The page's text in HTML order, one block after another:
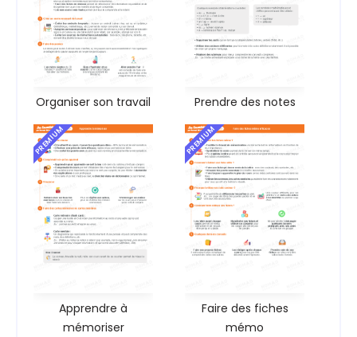
Organiser son travail Prendre des notes
PREMIUM
Apprendre à
mémoriser
PREMIUM
Faire des fiches
mémo